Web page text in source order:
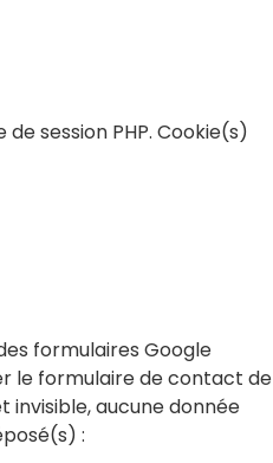
session PHP. Cookie(s)
formulaires Google
le formulaire de contact de
aucune donnée
: